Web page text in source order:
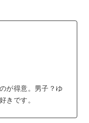
が得意。男子？ゆ
きです。